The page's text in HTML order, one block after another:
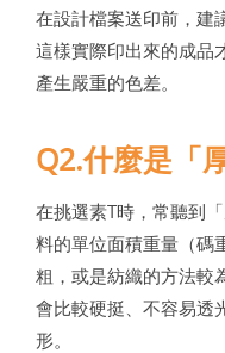
在設計檔案送印前，建
這樣實際印出來的成品
產生嚴重的色差。
Q2.什麼是「
在挑選素T時，常聽到
料的單位面積重量（碼
粗，或是紡織的方法較
會比較硬挺、不容易透
形。